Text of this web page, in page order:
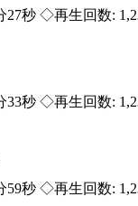
27秒 ◇再生回数:
33秒 ◇再生回数:
59秒 ◇再生回数: